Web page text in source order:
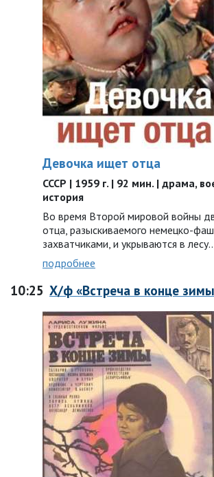
Девочка ищет отца
СССР | 1959 г. | 92 мин. | драма,
история
Во время Второй мировой войны
отца, разыскиваемого немецко-
захватчиками, и укрываются в
подробнее
10:25 Х/ф «Встреча в конце